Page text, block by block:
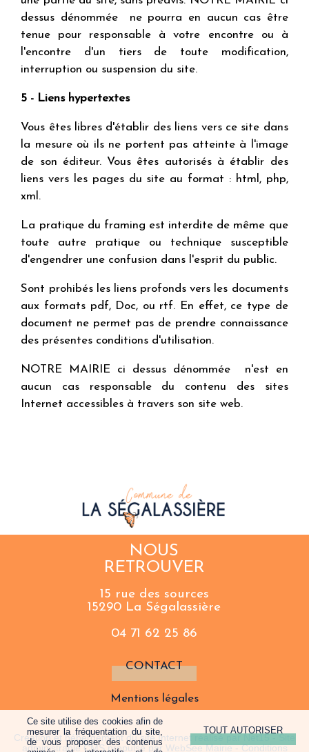
dessus dénommée ne pourra en aucun cas être
tenue pour responsable à votre encontre ou à
l'encontre d'un tiers de toute modification,
interruption ou suspension du site.
5 - Liens hypertextes
Vous êtes libres d'établir des liens vers ce site dans
la mesure où ils ne portent pas atteinte à l'image
de son éditeur. Vous êtes autorisés à établir des
liens vers les pages du site au format : html, php,
xml.
La pratique du framing est interdite de même que
toute autre pratique ou technique susceptible
d'engendrer une confusion dans l'esprit du public.
Sont prohibés les liens profonds vers les documents
aux formats pdf, Doc, ou rtf. En effet, ce type de
document ne permet pas de prendre connaissance
des présentes conditions d'utilisation.
NOTRE MAIRIE ci dessus dénommée n'est en
aucun cas responsable du contenu des sites
Internet accessibles à travers son site web.
NOUS
RETROUVER
15 rue des sources
15290 La Ségalassière
04 71 62 25 86
CONTACT
Mentions légales
Création et hébergement du site Internet réalisé par Net15
administrable CMS propulsé par WebSee Mairie-Conditions
Ce site utilise des cookies afin de
mesurer la fréquentation du site,
de vous proposer des contenus